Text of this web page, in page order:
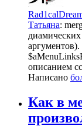
Татьяна:
описанием
Написано
Как в